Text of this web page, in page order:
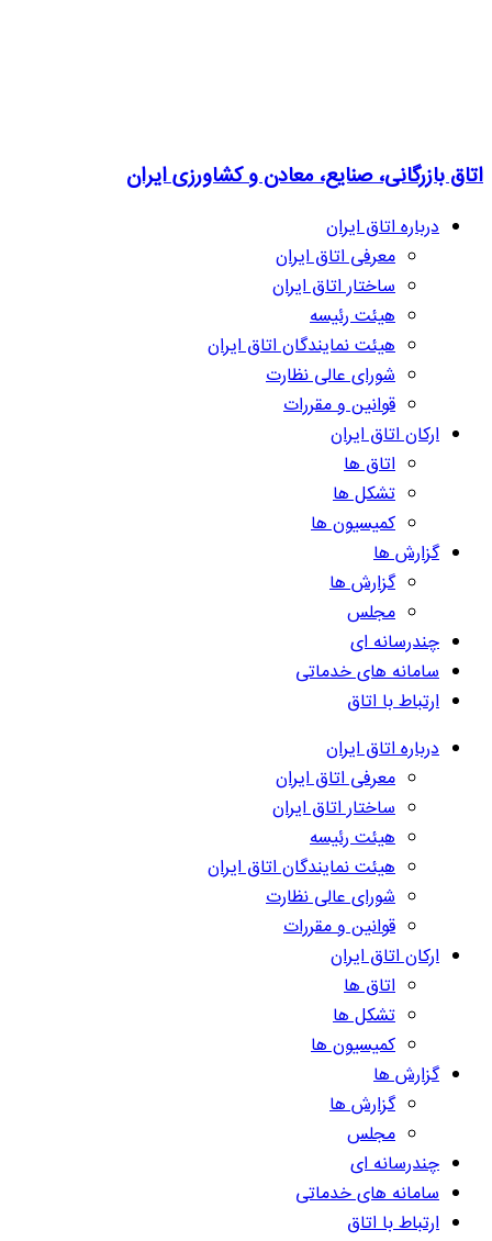
اتاق بازرگانی، صنایع، معادن و کشاورزی ایران
درباره اتاق ایران
معرفی اتاق ایران
ساختار اتاق ایران
هیئت رئیسه
هیئت نمایندگان اتاق ایران
شورای عالی نظارت
قوانین و مقررات
ارکان اتاق ایران
اتاق ها
تشکل ها
کمیسیون ها
گزارش ها
گزارش ها
مجلس
چندرسانه ای
سامانه های خدماتی
ارتباط با اتاق
درباره اتاق ایران
معرفی اتاق ایران
ساختار اتاق ایران
هیئت رئیسه
هیئت نمایندگان اتاق ایران
شورای عالی نظارت
قوانین و مقررات
ارکان اتاق ایران
اتاق ها
تشکل ها
کمیسیون ها
گزارش ها
گزارش ها
مجلس
چندرسانه ای
سامانه های خدماتی
ارتباط با اتاق